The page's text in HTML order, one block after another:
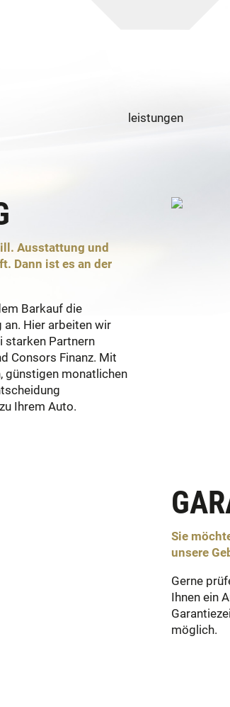
Ausstattung und
Dann ist es an der
Barkauf die
Hier arbeiten wir
starken Partnern
Consors Finanz. Mit
günstigen monatlichen
Ihrem Auto.
Sie
unsere
Gerne
Ihnen ein
möglich.